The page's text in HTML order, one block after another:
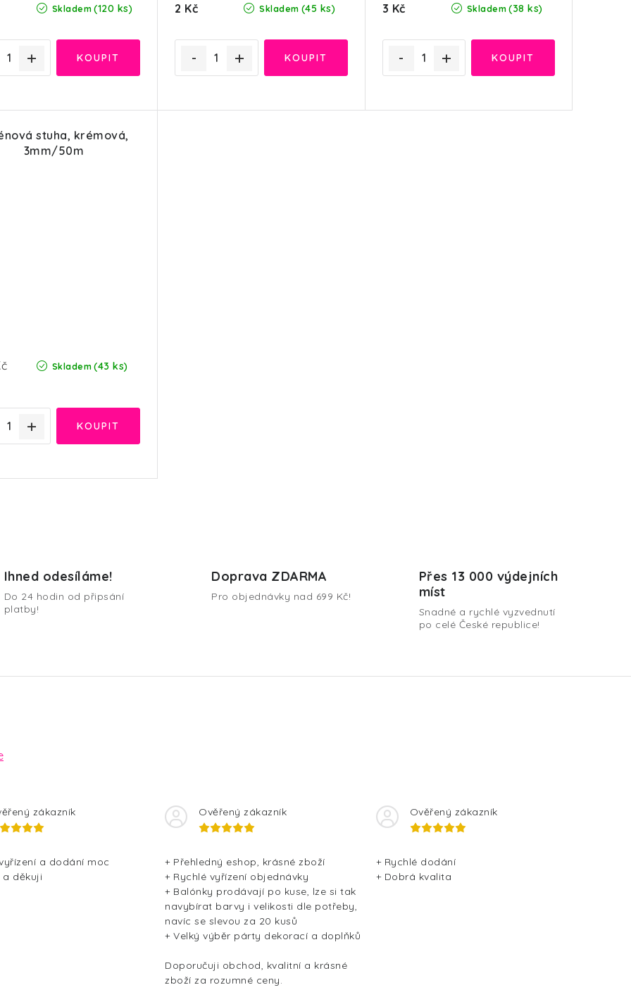
Skladem (120 ks) Skladem (45 ks)
2 Kč Skladem (38 ks)
3 Kč
stuha, krémová,
3mm/50m
Skladem (43 ks)
Ihned odesíláme!
Do 24 hodin od připsání
platby!
Doprava ZDARMA
Pro objednávky nad 699 Kč!
Přes 13 000 výdejních
míst
Snadné a rychlé vyzvednutí
po celé České republice!
zákazník
a dodání moc
děkuji
Ověřený zákazník
+ Přehledný eshop, krásné zboží
+ Rychlé vyřízení objednávky
+ Balónky prodávají po kuse, lze si tak
navybírat barvy i velikosti dle potřeby,
navíc se slevou za 20 kusů
+ Velký výběr párty dekorací a doplňků
Doporučuji obchod, kvalitní a krásné
zboží za rozumné ceny.
Ověřený zákazník
+ Rychlé dodání
+ Dobrá kvalita